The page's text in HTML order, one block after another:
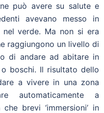
può avere su salute e
avevano messo in
nel verde. Ma non si era
raggiungono un livello di
di andare ad abitare in
boschi. Il risultato dello
a vivere in una zona
automaticamente a
brevi ‘immersioni’ in